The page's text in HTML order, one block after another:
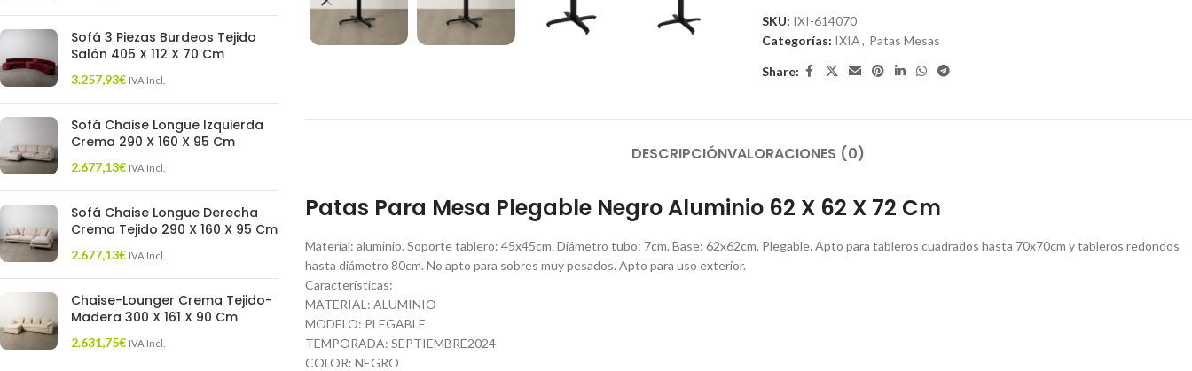
Sofá 3 Piezas Burdeos Tejido
Salón 405 X 112 X 70 Cm
3.257,93€ IVA Incl.
Sofá Chaise Longue Izquierda
Crema 290 X 160 X 95 Cm
2.677,13€ IVA Incl.
Sofá Chaise Longue Derecha
Crema Tejido 290 X 160 X 95 Cm
2.677,13€ IVA Incl.
Chaise-Lounger Crema Tejido-
Madera 300 X 161 X 90 Cm
2.631,75€ IVA Incl.
SKU: IXI-614070
Categorías: IXIA, Patas Mesas
Share:
DESCRIPCIÓNVALORACIONES (0)
Patas Para Mesa Plegable Negro Aluminio 62 X 62 X 72 Cm
Material: aluminio. Soporte tablero: 45x45cm. Diámetro tubo: 7cm. Base: 62x62cm. Plegable. Apto para tableros cuadrados hasta 70x70cm y tableros redondos
hasta diámetro 80cm. No apto para sobres muy pesados. Apto para uso exterior.
Características:
MATERIAL: ALUMINIO
MODELO: PLEGABLE
TEMPORADA: SEPTIEMBRE2024
COLOR: NEGRO